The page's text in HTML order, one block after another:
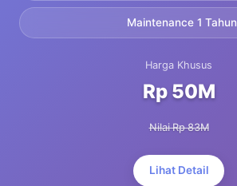
Maintenance 1 Tahun
Harga Khusus
Rp 50M
Nilai Rp 83M
Lihat Detail